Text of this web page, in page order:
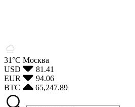
31°С Москва
USD
81.41
EUR
94.06
BTC
65,247.89